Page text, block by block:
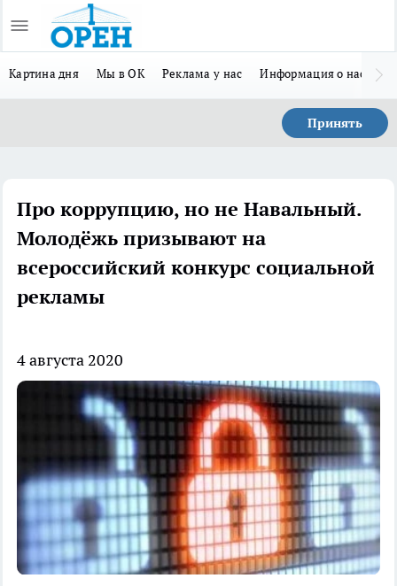
Картина дня Мы в ОК Реклама у нас Информация о нас
Принять
Про коррупцию, но не Навальный.
Молодёжь призывают на
всероссийский конкурс социальной
рекламы
4 августа 2020